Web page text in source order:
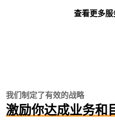
查看更多服
我们制定了有效的战略
激励你达成业务和